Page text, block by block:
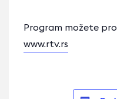
Program možete
www.rtv.rs